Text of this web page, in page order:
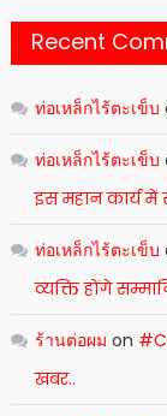
Recent
ท่อเหล็กไร้ตะเข็บ
ท่อเหล็กไร้ตะเข็บ
इस महान कार्य में
ท่อเหล็กไร้ตะเข็บ
व्यक्ति होंगे
ร้านต่อผม on
खबर..